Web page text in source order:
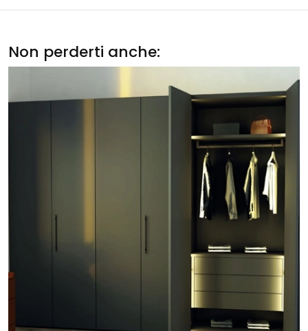
Non perderti anche: